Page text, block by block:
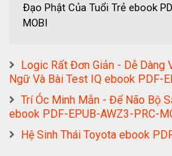
Đạo Phật Của Tuổi Trẻ ebook
MOBI
Logic Rất Đơn Giản - Dễ Dàng
Ngữ Và Bài Test IQ ebook PDF-
Trí Óc Minh Mẫn - Để Não Bộ
ebook PDF-EPUB-AWZ3-PRC-
Hệ Sinh Thái Toyota ebook